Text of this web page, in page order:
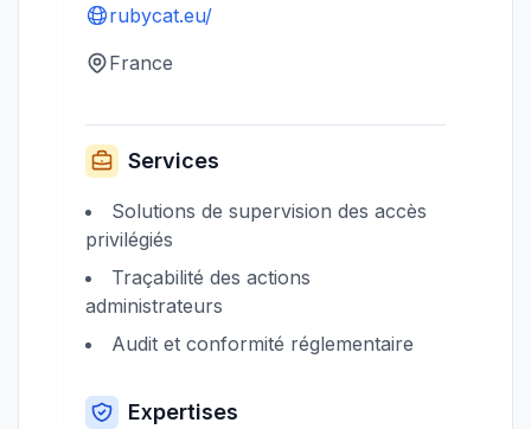
rubycat.eu/
France
Services
Solutions de supervision des accès
privilégiés
Traçabilité des actions
administrateurs
Audit et conformité réglementaire
Expertises